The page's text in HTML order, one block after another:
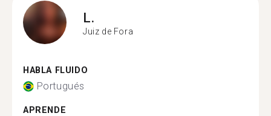
L.
Juiz de Fora
HABLA FLUIDO
Portugués
APRENDE